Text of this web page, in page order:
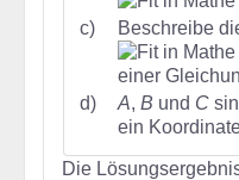
c) Beschreibe
einer
d)
A, B und C
ein
Die